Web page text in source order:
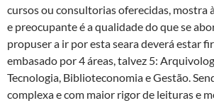
cursos ou consultorias oferecidas, mostra
e preocupante é a qualidade do que se
propuser a ir por esta seara deverá estar
embasado por 4 áreas, talvez 5:
Tecnologia, Biblioteconomia e Gestão.
complexa e com maior rigor de leituras e